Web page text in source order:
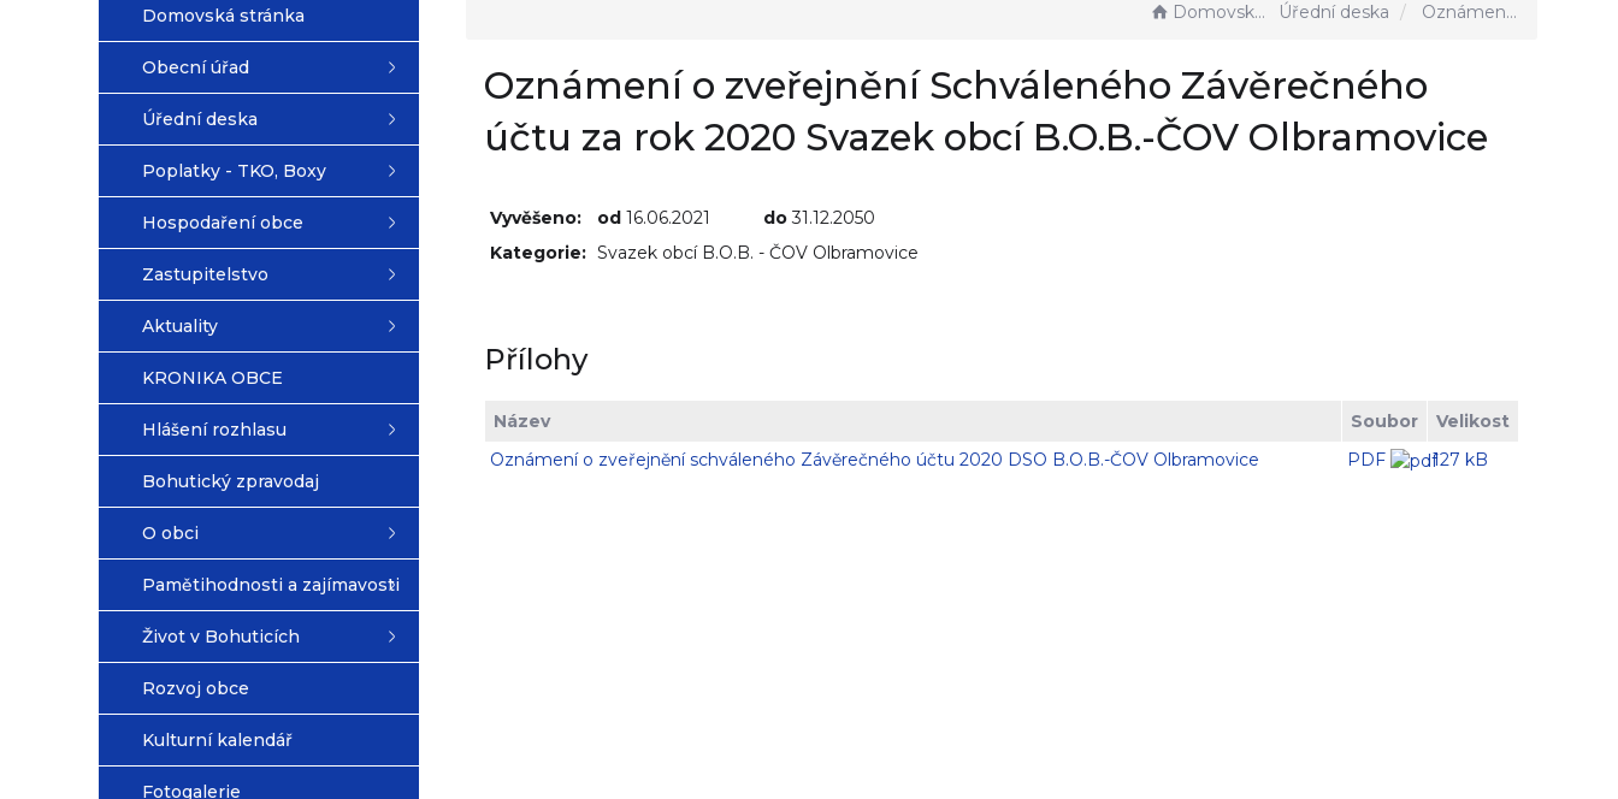
Domovská stránka
Obecní úřad
Úřední deska
Poplatky - TKO, Boxy
Hospodaření obce
Zastupitelstvo
Aktuality
KRONIKA OBCE
Hlášení rozhlasu
Bohutický zpravodaj
O obci
Pamětihodnosti a zajímavosti
Život v Bohuticích
Rozvoj obce
Kulturní kalendář
Fotogalerie
Domovská stránka Úřední deska Oznámení o zveřejnění Schváleného Závěrečného účtu za rok 2020 Svazek obcí B.O.B.-ČOV Olbramovice
Oznámení o zveřejnění Schváleného Závěrečného
účtu za rok 2020 Svazek obcí B.O.B.-ČOV Olbramovice
Vyvěšeno: od 16.06.2021 do31.12.2050
Kategorie: Svazek obcí B.O.B. - ČOV Olbramovice
Přílohy
Název Soubor
Velikost
Oznámení o zveřejnění schváleného Závěrečného účtu 2020 DSO B.O.B.-ČOV Olbramovice
PDF 127 kB